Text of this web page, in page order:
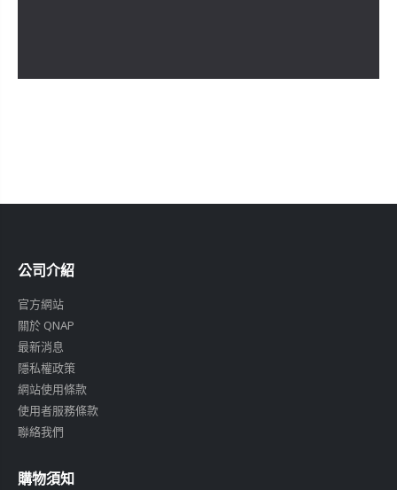
公司介紹
官方網站
關於 QNAP
最新消息
隱私權政策
網站使用條款
使用者服務條款
聯絡我們
購物須知